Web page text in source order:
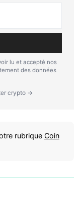
lu et accepté nos
des données
crypto →
rubrique Coin